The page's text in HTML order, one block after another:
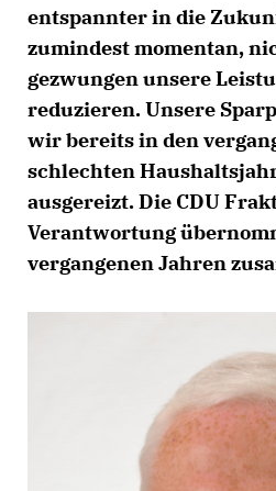
entspannter in die
zumindest momentan,
gezwungen unsere
reduzieren. Unsere
wir bereits in den
schlechten
ausgereizt. Die CDU
Verantwortung
vergangenen Jahren